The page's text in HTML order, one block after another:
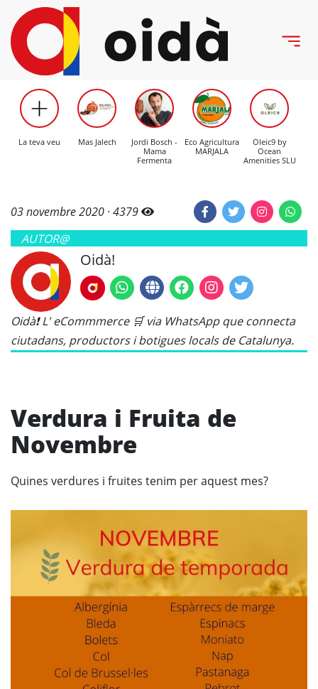
La teva veu Mas Jalech
Jordi Bosch -
Mama
Fermenta
Eco Agricultura
MARJALA
Oleic9 by
Ocean
Amenities SLU
03 novembre 2020 ·4379
AUTOR@
Oidà!
Oidà❗ L' eCommmerce 🛒 via WhatsApp que connecta
ciutadans, productors i botigues locals de Catalunya.
Verdura i Fruita de
Novembre
Quines verdures i fruites tenim per aquest mes?